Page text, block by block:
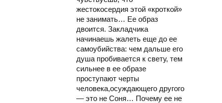
жестокосердия этой «кроткой»
не занимать… Ее образ
двоится. Закладчика
начинаешь жалеть еще до ее
самоубийства: чем дальше его
душа пробивается к свету, тем
сильнее в ее образе
проступают черты
человека,осуждающего другого
— это не Соня… Почему ее не